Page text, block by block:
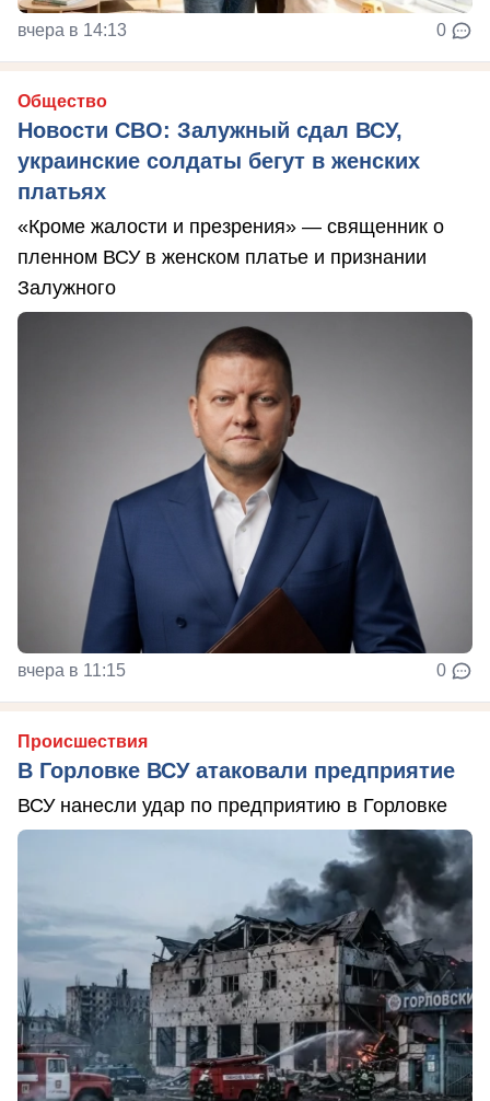
вчера в 14:13 0
Общество
Новости СВО: Залужный сдал ВСУ,
украинские солдаты бегут в женских
платьях
«Кроме жалости и презрения» — священник о
пленном ВСУ в женском платье и признании
Залужного
вчера в 11:15 0
Происшествия
В Горловке ВСУ атаковали предприятие
ВСУ нанесли удар по предприятию в Горловке